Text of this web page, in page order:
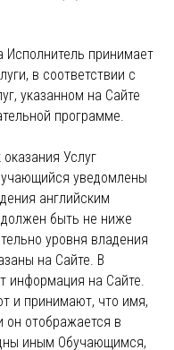
Исполнитель принимает
в соответствии с
указанном на Сайте
программе.
Услуг
уведомлены
английским
быть не ниже
уровня владения
на Сайте. В
информация на Сайте.
и принимают, что имя,
он отображается в
иным Обучающимся,